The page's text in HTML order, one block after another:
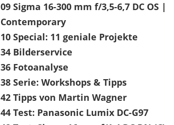
09 Sigma 16-300 mm f/3,5-6,7 DC OS |
Contemporary
10 Special: 11 geniale Projekte
34 Bilderservice
36 Fotoanalyse
38 Serie: Workshops & Tipps
42 Tipps von Martin Wagner
44 Test: Panasonic Lumix DC-G97